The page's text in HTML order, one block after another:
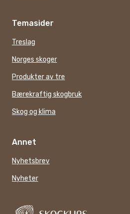
Temasider
Treslag
Norges skoger
Produkter av tre
Bærekraftig skogbruk
Skog og klima
Annet
Nyhetsbrev
Nyheter